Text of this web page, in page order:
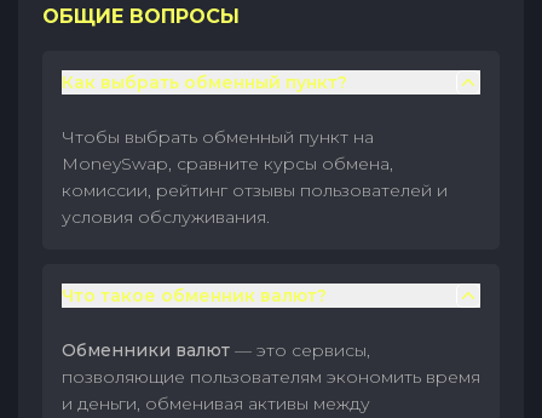
ОБЩИЕ ВОПРОСЫ
Как выбрать обменный пункт?
Чтобы выбрать обменный пункт на
MoneySwap, сравните курсы обмена,
комиссии, рейтинг отзывы пользователей и
условия обслуживания.
Что такое обменник валют?
Обменники валют — это сервисы,
позволяющие пользователям экономить время
и деньги, обменивая активы между